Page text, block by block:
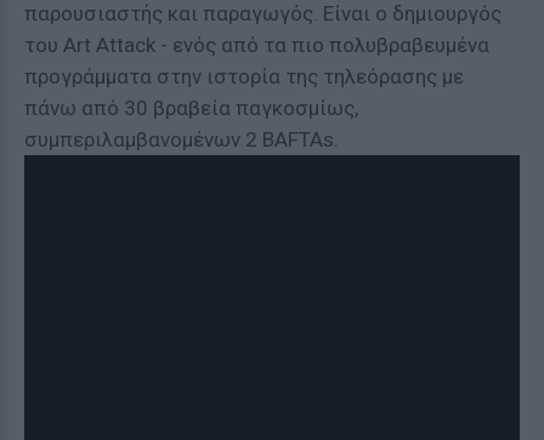
παρουσιαστής και παραγωγός. Είναι ο δημιουργός
του Art Attack - ενός από τα πιο πολυβραβευμένα
προγράμματα στην ιστορία της τηλεόρασης με
πάνω από 30 βραβεία παγκοσμίως,
συμπεριλαμβανομένων 2 BAFTAs.